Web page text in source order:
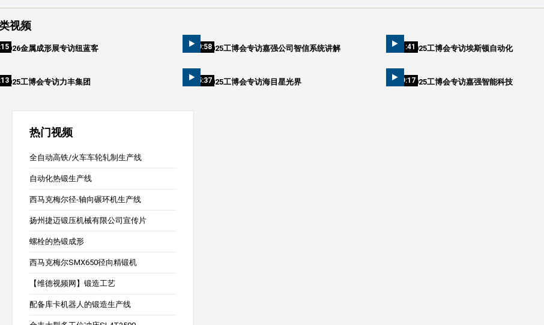
视频
2026金属成形展专访纽蓝客 09:582025工博会专访嘉强公司智信系统讲解 01:412025工博会专访埃斯顿自动化
2025工博会专访力丰集团 05:372025工博会专访海目星光界 09:172025工博会专访嘉强智能科技
热门视频
全自动高铁/火车车轮轧制生产线
自动化热锻生产线
西马克梅尔径-轴向碾环机生产线
扬州捷迈锻压机械有限公司宣传片
螺栓的热锻成形
西马克梅尔SMX650径向精锻机
【维德视频网】锻造工艺
配备库卡机器人的锻造生产线